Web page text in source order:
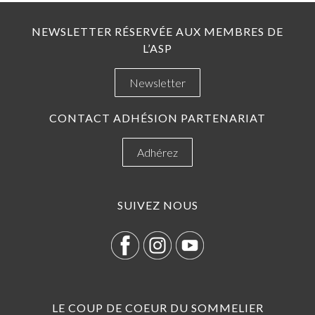
NEWSLETTER RÉSERVÉE AUX MEMBRES DE
L’ASP
Newsletter
CONTACT ADHÉSION PARTENARIAT
Adhérez
SUIVEZ NOUS
LE COUP DE COEUR DU SOMMELIER